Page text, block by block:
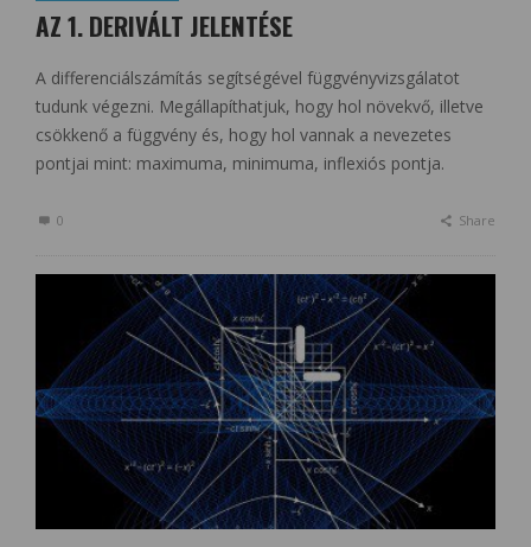
AZ 1. DERIVÁLT JELENTÉSE
A differenciálszámítás segítségével függvényvizsgálatot
tudunk végezni. Megállapíthatjuk, hogy hol növekvő, illetve
csökkenő a függvény és, hogy hol vannak a nevezetes
pontjai mint: maximuma, minimuma, inflexiós pontja.
0 Share